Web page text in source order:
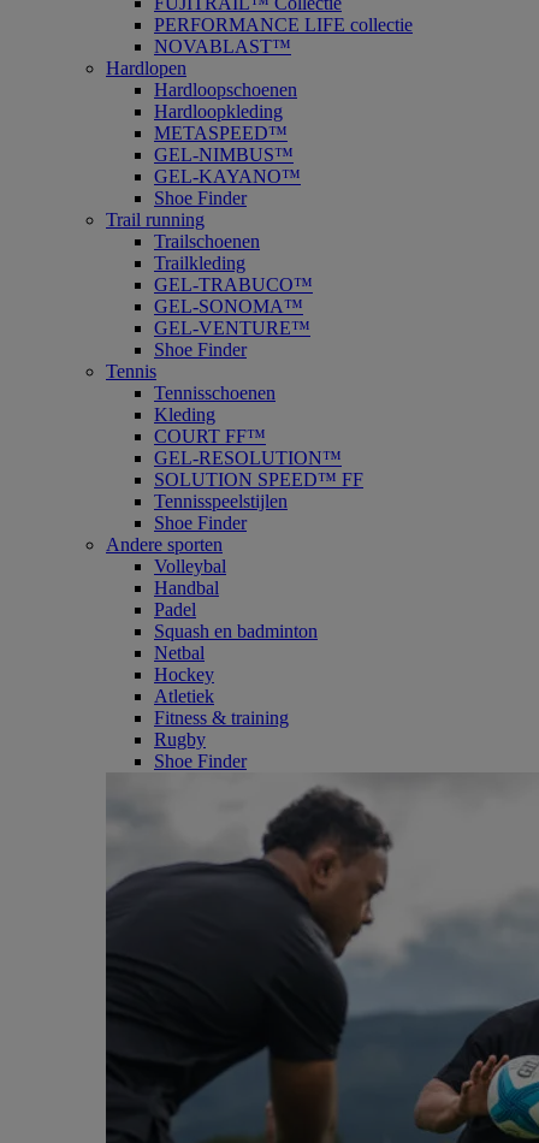
PERFORMANCE LIFE collectie
NOVABLAST™
Hardlopen
Hardloopschoenen
Hardloopkleding
METASPEED™
GEL-NIMBUS™
GEL-KAYANO™
Shoe Finder
Trail running
Trailschoenen
Trailkleding
GEL-TRABUCO™
GEL-SONOMA™
GEL-VENTURE™
Shoe Finder
Tennis
Tennisschoenen
Kleding
COURT FF™
GEL-RESOLUTION™
SOLUTION SPEED™ FF
Tennisspeelstijlen
Shoe Finder
Andere sporten
Volleybal
Handbal
Padel
Squash en badminton
Netbal
Hockey
Atletiek
Fitness & training
Rugby
Shoe Finder